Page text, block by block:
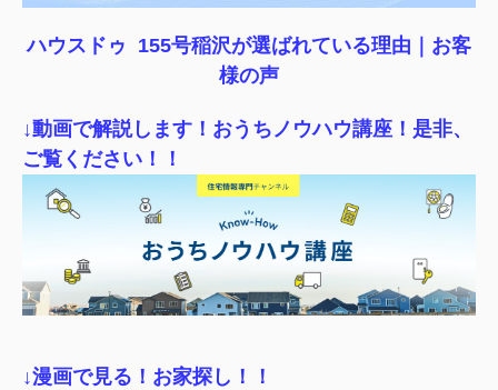
ハウスドゥ 155号稲沢が選ばれている理由｜ お客
様の声
↓動画で解説します！おうちノウハウ講座！是非、
ご覧ください！！
↓漫画で見る！お家探し！！